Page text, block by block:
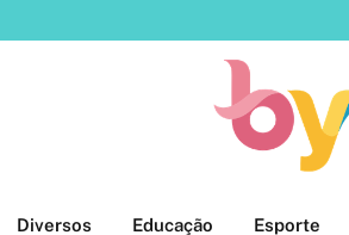
Diversos Educação Esporte